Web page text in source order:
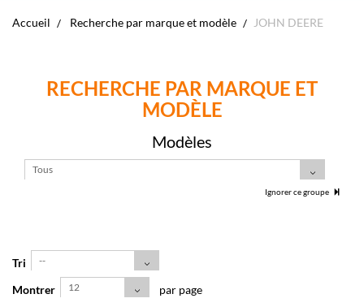
Accueil Recherche par marque et modèle JOHN DEERE
RECHERCHE PAR MARQUE ET
MODÈLE
Modèles
Tous
Ignorer ce groupe
Tri --
Montrer 12 par page